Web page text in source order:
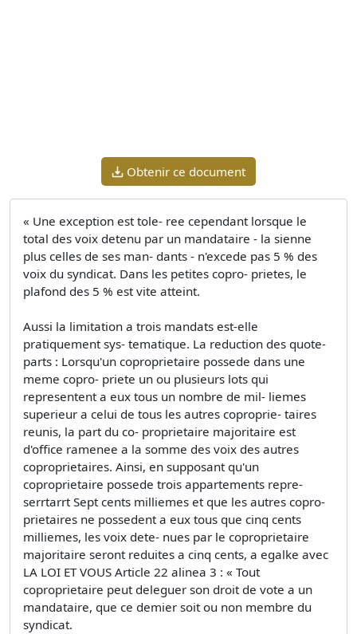
Obtenir ce document
« Une exception est tole- ree cependant lorsque le
total des voix detenu par un mandataire - la sienne
plus celles de ses man- dants - n'excede pas 5 % des
voix du syndicat. Dans les petites copro- prietes, le
plafond des 5 % est vite atteint.
Aussi la limitation a trois mandats est-elle
pratiquement sys- tematique. La reduction des quote-
parts : Lorsqu'un coproprietaire possede dans une
meme copro- priete un ou plusieurs lots qui
representent a eux tous un nombre de mil- liemes
superieur a celui de tous les autres coproprie- taires
reunis, la part du co- proprietaire majoritaire est
d'office ramenee a la somme des voix des autres
coproprietaires. Ainsi, en supposant qu'un
coproprietaire possede trois appartements repre-
serrtarrt Sept cents milliemes et que les autres copro-
prietaires ne possedent a eux tous que cinq cents
milliemes, les voix dete- nues par le coproprietaire
majoritaire seront reduites a cinq cents, a egalke avec
LA LOI ET VOUS Article 22 alinea 3 : « Tout
coproprietaire peut deleguer son droit de vote a un
mandataire, que ce demier soit ou non membre du
syndicat.